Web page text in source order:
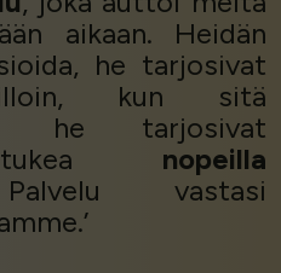
aikaan. Heidän
he tarjosivat
kun sitä
he tarjosivat
nopeilla
vastasi